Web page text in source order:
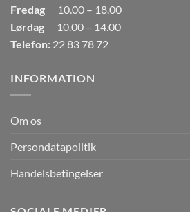
Fredag
10.00 – 18.00
Lørdag
10.00 – 14.00
Telefon: 22 83 78 72
INFORMATION
Om os
Persondatapolitik
Handelsbetingelser